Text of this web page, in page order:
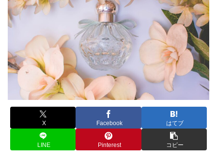
X Facebook はてブ
LINE Pinterest コピー